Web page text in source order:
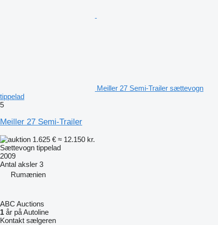
Meiller 27 Semi-Trailer sættevogn
tippelad
5
Meiller 27 Semi-Trailer
1.625 € ≈ 12.150 kr.
Sættevogn tippelad
2009
Antal aksler 3
Rumænien
ABC Auctions
1 år på Autoline
Kontakt sælgeren